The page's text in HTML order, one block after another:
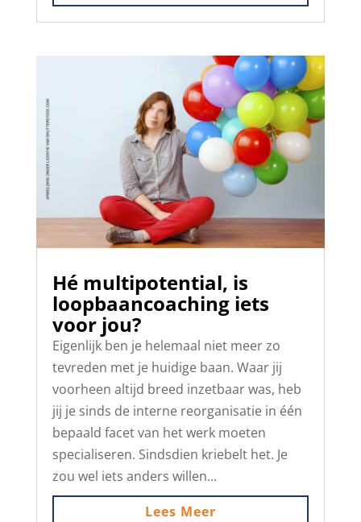
Hé multipotential, is
loopbaancoaching iets
voor jou?
Eigenlijk ben je helemaal niet meer zo
tevreden met je huidige baan. Waar jij
voorheen altijd breed inzetbaar was, heb
jij je sinds de interne reorganisatie in één
bepaald facet van het werk moeten
specialiseren. Sindsdien kriebelt het. Je
zou wel iets anders willen...
Lees Meer